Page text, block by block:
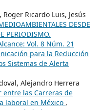
Ricardo Luis, Jesús
DESDE
PERIODISMO.
Vol. 8 Núm. 21
para la Reducción
Sistemas de Alerta
Alejandro Herrera
entre las Carreras de
laboral en México ,